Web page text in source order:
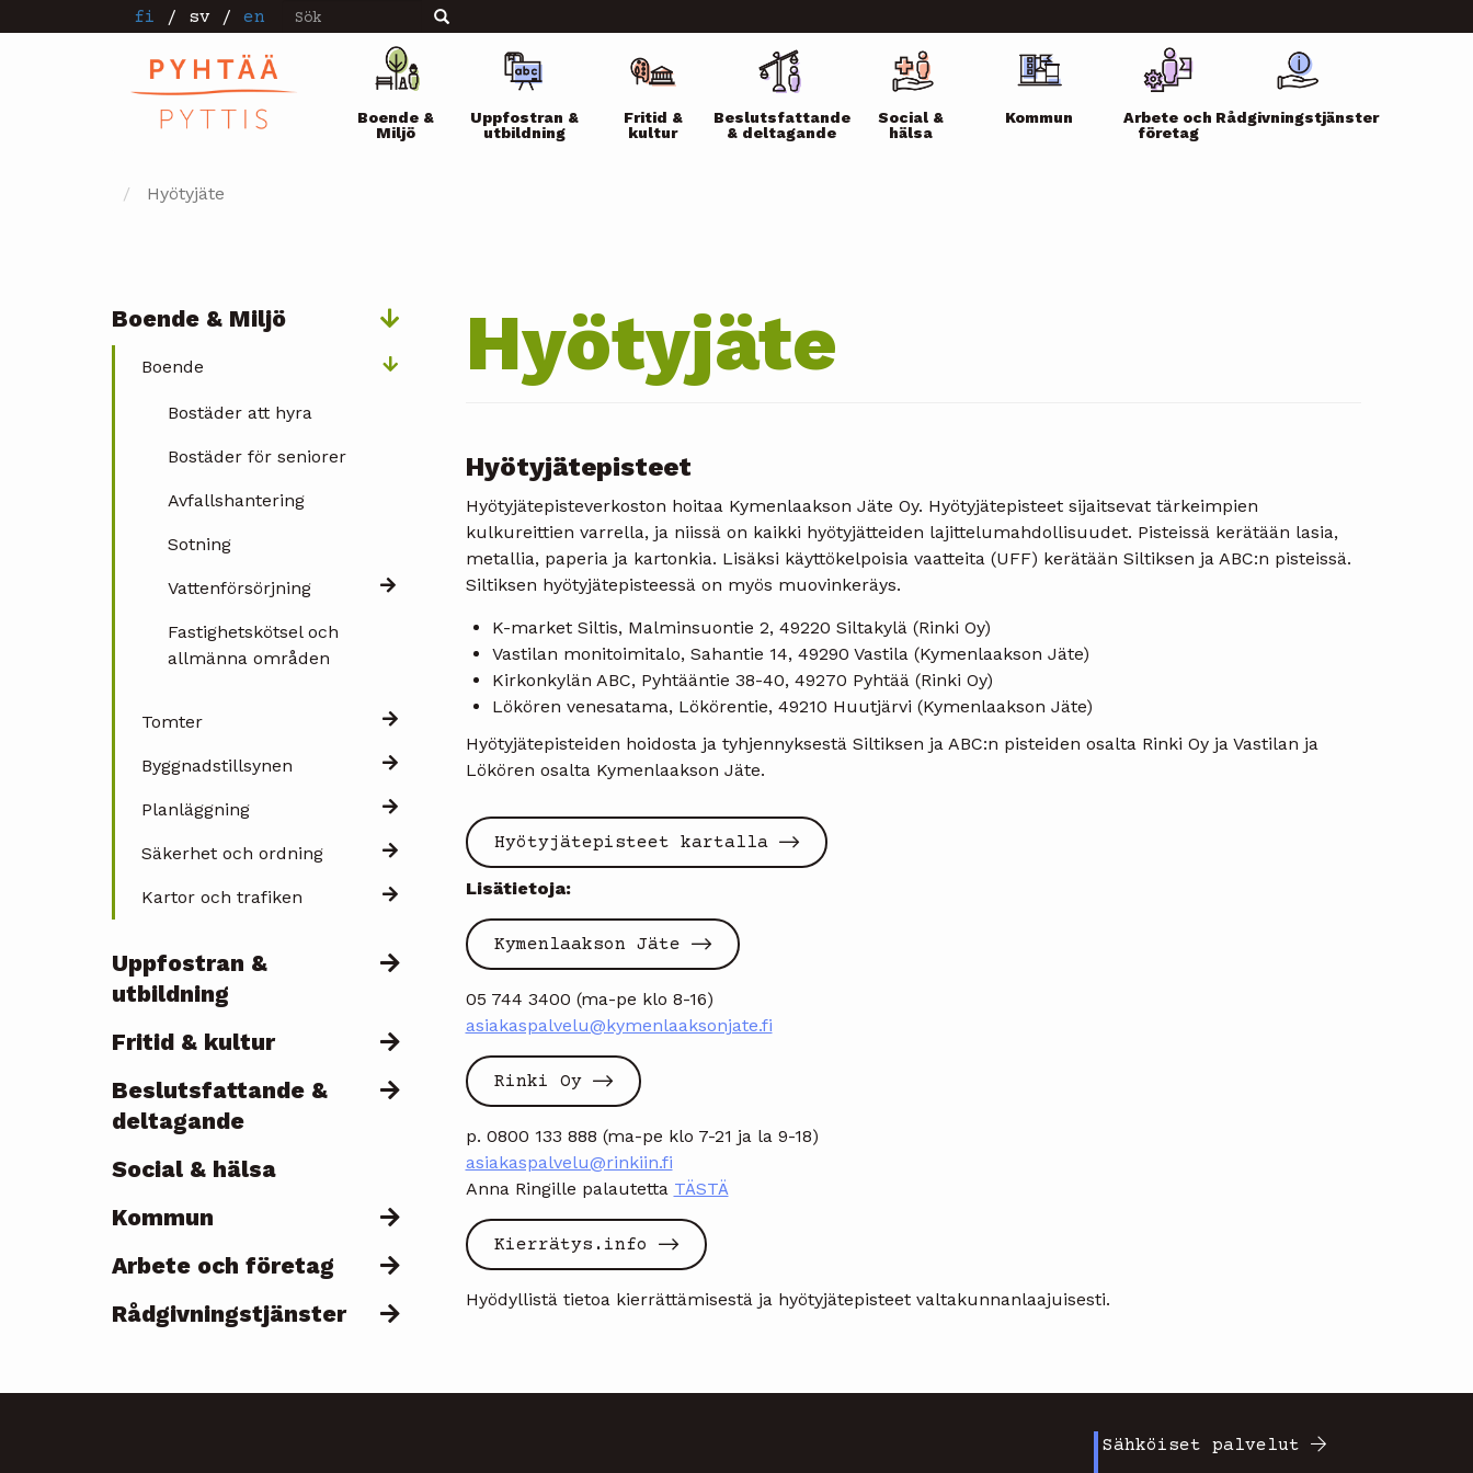
till
fi / sv / en Sök Sök
Päävalikko
Boende &
Miljö
Uppfostran &
utbildning
Fritid &
kultur
Beslutsfattande
& deltagande
Social &
hälsa
Kommun
Arbete och
företag
Rådgivningstjänster
Hyötyjäte
Päävalikko
Boende & Miljö
Boende
Bostäder att hyra
Bostäder för seniorer
Avfallshantering
Sotning
Vattenförsörjning
Fastighetskötsel och
allmänna områden
Tomter
Byggnadstillsynen
Planläggning
Säkerhet och ordning
Kartor och trafiken
Uppfostran &
utbildning
Fritid & kultur
Beslutsfattande &
deltagande
Social & hälsa
Kommun
Arbete och företag
Rådgivningstjänster
Hyötyjäte
Hyötyjätepisteet
Hyötyjätepisteverkoston hoitaa Kymenlaakson Jäte Oy. Hyötyjätepisteet sijaitsevat tärkeimpien
kulkureittien varrella, ja niissä on kaikki hyötyjätteiden lajittelumahdollisuudet. Pisteissä kerätään lasia,
metallia, paperia ja kartonkia. Lisäksi käyttökelpoisia vaatteita (UFF) kerätään Siltiksen ja ABC:n pisteissä.
Siltiksen hyötyjätepisteessä on myös muovinkeräys.
K-market Siltis, Malminsuontie 2, 49220 Siltakylä (Rinki Oy)
Vastilan monitoimitalo, Sahantie 14, 49290 Vastila (Kymenlaakson Jäte)
Kirkonkylän ABC, Pyhtääntie 38-40, 49270 Pyhtää (Rinki Oy)
Lökören venesatama, Lökörentie, 49210 Huutjärvi (Kymenlaakson Jäte)
Hyötyjätepisteiden hoidosta ja tyhjennyksestä Siltiksen ja ABC:n pisteiden osalta Rinki Oy ja Vastilan ja
Lökören osalta Kymenlaakson Jäte.
Hyötyjätepisteet kartalla
Lisätietoja:
Kymenlaakson Jäte
05 744 3400 (ma-pe klo 8-16)
asiakaspalvelu@kymenlaaksonjate.fi
Rinki Oy
p. 0800 133 888 (ma-pe klo 7-21 ja la 9-18)
asiakaspalvelu@rinkiin.fi
Anna Ringille palautetta TÄSTÄ
Kierrätys.info
Hyödyllistä tietoa kierrättämisestä ja hyötyjätepisteet valtakunnanlaajuisesti.
Sähköiset palvelut